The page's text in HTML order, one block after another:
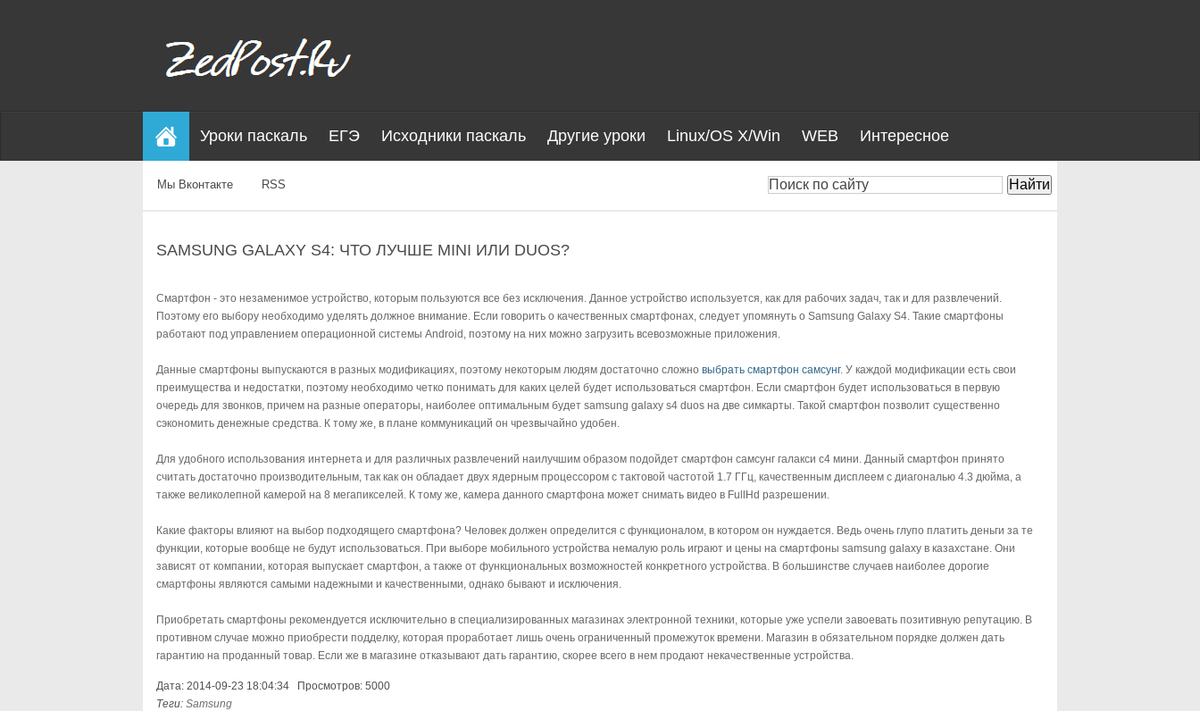
Уроки паскаль ЕГЭ Исходники паскаль Другие уроки Linux/OS X/Win WEB Интересное
Мы Вконтакте RSS
SAMSUNG GALAXY S4: ЧТО ЛУЧШЕ MINI ИЛИ DUOS?
Смартфон - это незаменимое устройство, которым пользуются все без исключения. Данное устройство используется, как для рабочих задач, так и для развлечений.
Поэтому его выбору необходимо уделять должное внимание. Если говорить о качественных смартфонах, следует упомянуть о Samsung Galaxy S4. Такие смартфоны
работают под управлением операционной системы Android, поэтому на них можно загрузить всевозможные приложения.
Данные смартфоны выпускаются в разных модификациях, поэтому некоторым людям достаточно сложно выбрать смартфон самсунг. У каждой модификации есть свои
преимущества и недостатки, поэтому необходимо четко понимать для каких целей будет использоваться смартфон. Если смартфон будет использоваться в первую
очередь для звонков, причем на разные операторы, наиболее оптимальным будет samsung galaxy s4 duos на две симкарты. Такой смартфон позволит существенно
сэкономить денежные средства. К тому же, в плане коммуникаций он чрезвычайно удобен.
Для удобного использования интернета и для различных развлечений наилучшим образом подойдет смартфон самсунг галакси с4 мини. Данный смартфон принято
считать достаточно производительным, так как он обладает двух ядерным процессором с тактовой частотой 1.7 ГГц, качественным дисплеем с диагональю 4.3 дюйма, а
также великолепной камерой на 8 мегапикселей. К тому же, камера данного смартфона может снимать видео в FullHd разрешении.
Какие факторы влияют на выбор подходящего смартфона? Человек должен определится с функционалом, в котором он нуждается. Ведь очень глупо платить деньги за те
функции, которые вообще не будут использоваться. При выборе мобильного устройства немалую роль играют и цены на смартфоны samsung galaxy в казахстане. Они
зависят от компании, которая выпускает смартфон, а также от функциональных возможностей конкретного устройства. В большинстве случаев наиболее дорогие
смартфоны являются самыми надежными и качественными, однако бывают и исключения.
Приобретать смартфоны рекомендуется исключительно в специализированных магазинах электронной техники, которые уже успели завоевать позитивную репутацию. В
противном случае можно приобрести подделку, которая проработает лишь очень ограниченный промежуток времени. Магазин в обязательном порядке должен дать
гарантию на проданный товар. Если же в магазине отказывают дать гарантию, скорее всего в нем продают некачественные устройства.
Дата: 2014-09-23 18:04:34 Просмотров: 5000
Теги: Samsung